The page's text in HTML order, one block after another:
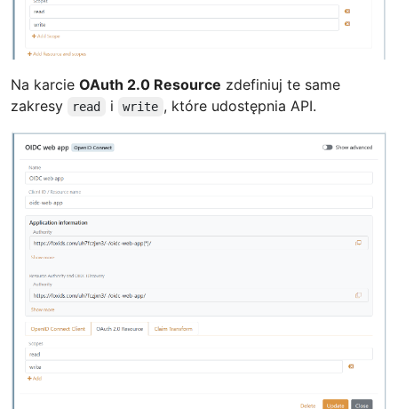
Na karcie OAuth 2.0 Resource zdefiniuj te same
zakresy
read i write , które udostępnia API.